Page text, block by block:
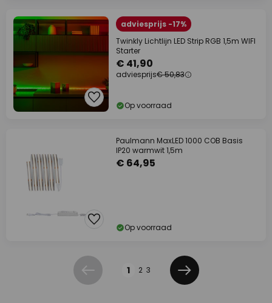
adviesprijs -17%
Twinkly Lichtlijn LED Strip RGB 1,5m WIFI
Starter
€ 41,90
adviesprijs€ 50,83
Op voorraad
Paulmann MaxLED 1000 COB Basis
IP20 warmwit 1,5m
€ 64,95
Op voorraad
Vorige 1 2 3
Volgende